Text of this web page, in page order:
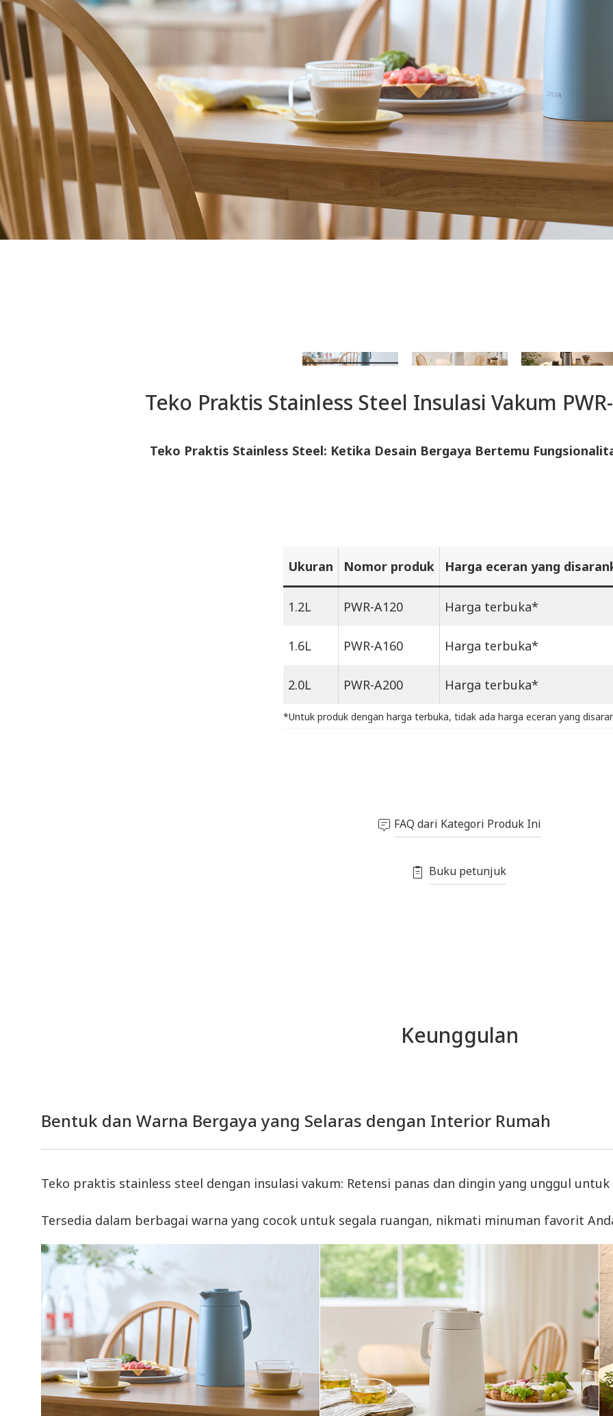
Teko Praktis Stainless Steel Insulasi Vakum
Teko Praktis Stainless Steel: Ketika Desain Bergaya Bertemu
Ukuran Nomor produk Harga eceran yang
1.2L PWR-A120 Harga terbuka*
1.6L PWR-A160 Harga terbuka*
2.0L PWR-A200 Harga terbuka*
*Untuk produk dengan harga terbuka, tidak ada harga eceran yang
FAQ dari Kategori Produk Ini
Buku petunjuk
Keunggulan
Bentuk dan Warna Bergaya yang Selaras dengan Interior Rumah
Teko praktis stainless steel dengan insulasi vakum: Retensi panas dan dingin yang unggul
Tersedia dalam berbagai warna yang cocok untuk segala ruangan, nikmati minuman favorit